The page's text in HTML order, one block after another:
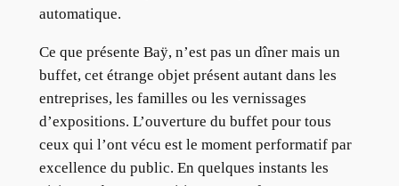
automatique.
Ce que présente Baÿ, n’est pas un dîner mais un
buffet, cet étrange objet présent autant dans les
entreprises, les familles ou les vernissages
d’expositions. L’ouverture du buffet pour tous
ceux qui l’ont vécu est le moment performatif par
excellence du public. En quelques instants les